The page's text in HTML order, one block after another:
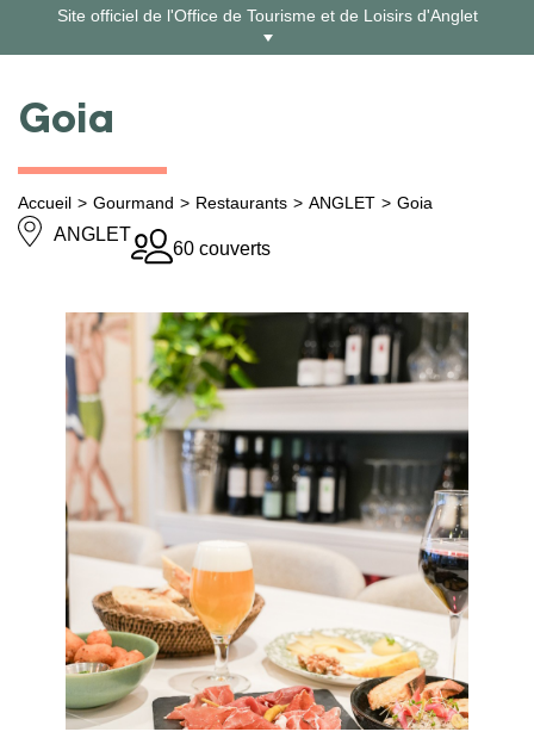
contenu
Site officiel de l'Office de Tourisme et de Loisirs d'Anglet
Goia
Accueil Gourmand Restaurants ANGLET Goia
ANGLET
60 couverts